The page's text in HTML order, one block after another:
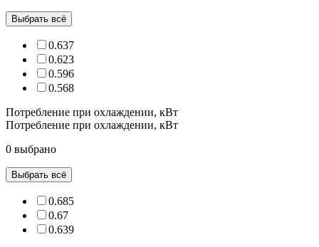
Выбрать всё
0.637
0.623
0.596
0.568
Потребление при охлаждении, кВт
Потребление при охлаждении, кВт
0 выбрано
Выбрать всё
0.685
0.67
0.639